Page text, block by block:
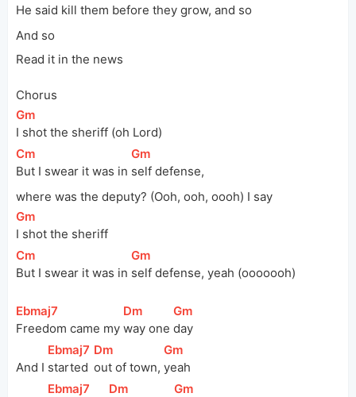
He said kill them before they grow, and so
And so
Read it in the news
Chorus
[
Gm
I shot the sheriff (oh Lord)
[
Cm
But I swear it was in
[
Gm
self defense,
where was the deputy? (Ooh, ooh, oooh) I say
[
Gm
I shot the sheriff
[
Cm
But I swear it was in
[
Gm
self defense, yeah (ooooooh)
[Ebmaj7
Freedom came my
[Dm
way one
[
Gm
day
And I
[Ebmaj7 ]
started
[Dm
out of town,
[
Gm
yeah
[Ebmaj7 [Dm [
Gm